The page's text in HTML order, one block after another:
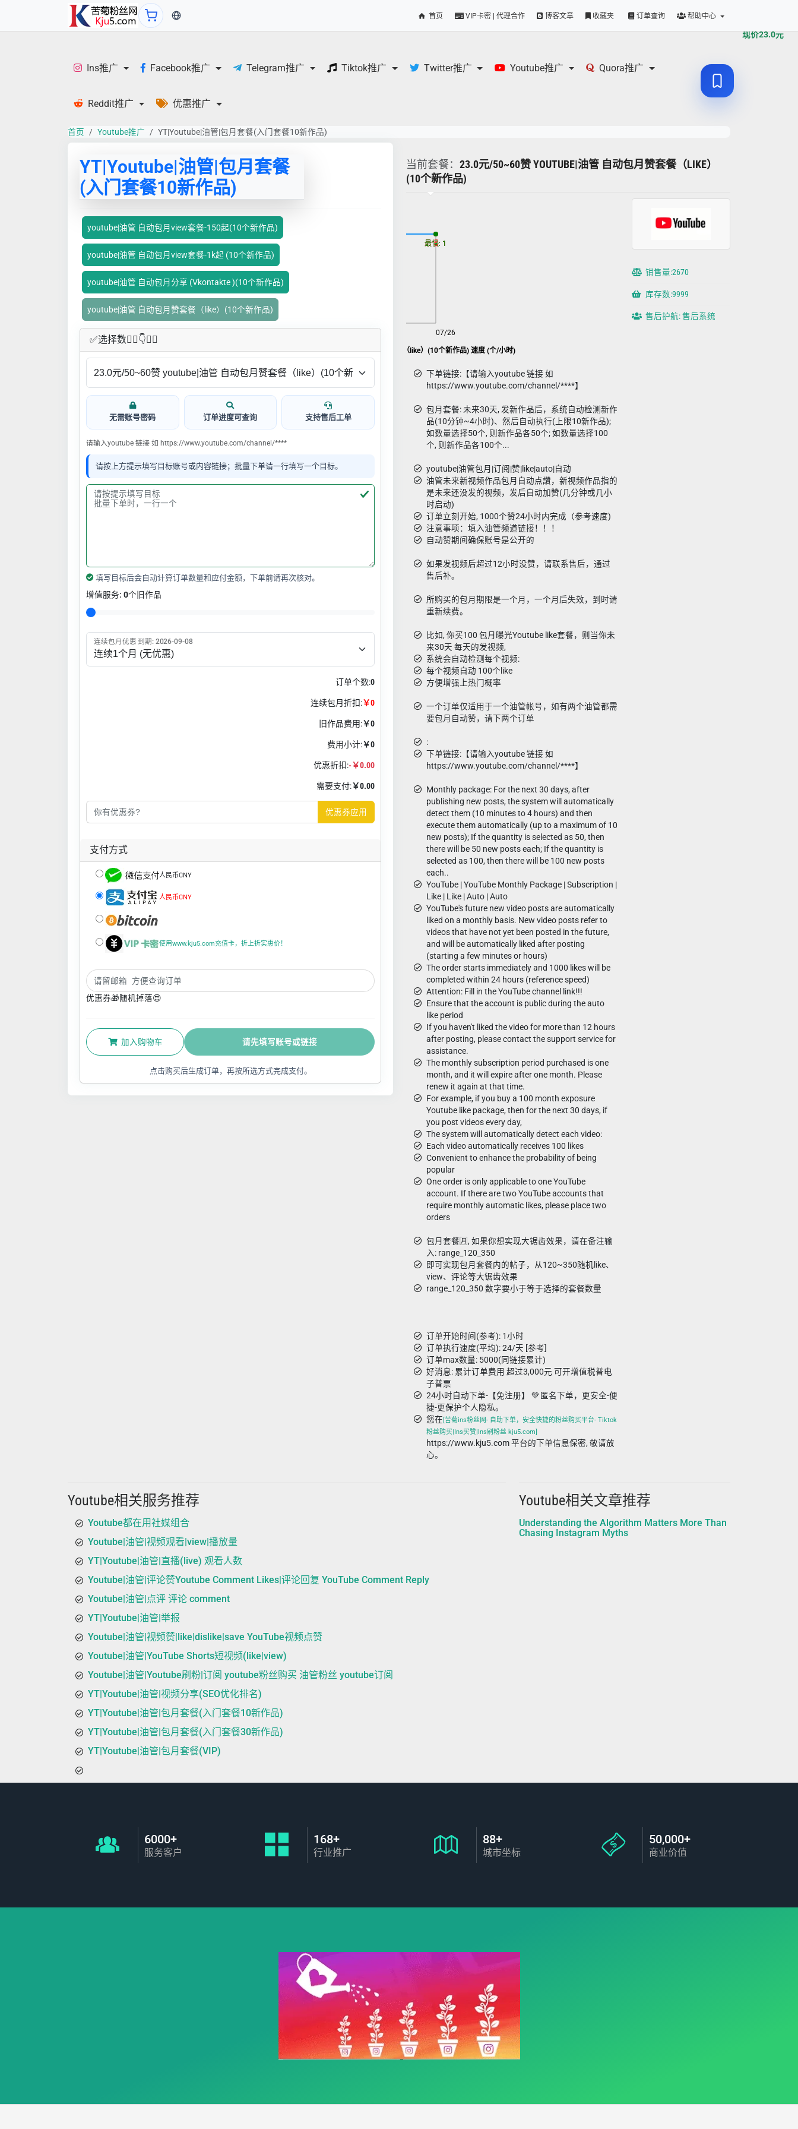
当前语言：中文 首页 VIP卡密 | 代理合作 博客文章 收藏夹 订单查询 帮助中心
Ins推广 Facebook推广 Telegram推广 Tiktok推广 Twitter推广 Youtube推广 Quora推广
Reddit推广 优惠推广
首页 Youtube推广 YT|Youtube|油管|包月套餐(入门套餐10新作品)
YT|Youtube|油管|包月套餐
(入门套餐10新作品)
youtube|油管 自动包月view套餐-150起(10个新作品)
youtube|油管 自动包月view套餐-1k起 (10个新作品)
youtube|油管 自动包月分享 (Vkontakte )(10个新作品)
youtube|油管 自动包月赞套餐（like）(10个新作品)
✅​选择数👇🏻​​👇👇🏻​​
无需账号密码 订单进度可查询 支持售后工单
请输入youtube 链接 如 https://www.youtube.com/channel/****
请按上方提示填写目标账号或内容链接；批量下单请一行填写一个目标。
填写目标后会自动计算订单数量和应付金额，下单前请再次核对。
增值服务: 0个旧作品
连续包月优惠 到期: 2026-09-08
订单个数:0
连续包月折扣:￥0
旧作品费用:￥0
费用小计:￥0
优惠折扣:-￥0.00
需要支付:￥0.00
优惠券应用
支付方式
人民币CNY
人民币CNY
使用www.kju5.com充值卡，折上折实惠价！
优惠券🎁随机掉落😍
加入购物车 请先填写账号或链接
点击购买后生成订单，再按所选方式完成支付。
现价23.0元
当前套餐： 23.0元/50~60赞 YOUTUBE|油管 自动包月赞套餐（LIKE）
(10个新作品)
youtube|油管 自动包月赞套餐（like）(10个新作品) 速度 (个/小时)
07/26
08/08
最慢: 1
最快: 1
下单链接:【请输入youtube 链接 如
https://www.youtube.com/channel/****】
包月套餐: 未来30天, 发新作品后，系统自动检测新作
品(10分钟~4小时)、然后自动执行(上限10新作品);
如数量选择50个, 则新作品各50个; 如数量选择100
个, 则新作品各100个...
youtube|油管包月|订阅|赞|like|auto|自动
油管未来新视频作品包月自动点讚，新视频作品指的
是未来还没发的视频，发后自动加赞(几分钟或几小
时启动)
订单立刻开始, 1000个赞24小时内完成（参考速度)
注意事项：填入油管频道链接！！！
自动赞期间确保账号是公开的
如果发视频后超过12小时没赞，请联系售后，通过
售后补。
所购买的包月期限是一个月，一个月后失效，到时请
重新续费。
比如, 你买100 包月曝光Youtube like套餐，则当你未
来30天 每天的发视频,
系统会自动检测每个视频:
每个视频自动 100个like
方便增强上热门概率
一个订单仅适用于一个油管帐号，如有两个油管都需
要包月自动赞，请下两个订单
:
下单链接:【请输入youtube 链接 如
https://www.youtube.com/channel/****】
Monthly package: For the next 30 days, after
publishing new posts, the system will automatically
detect them (10 minutes to 4 hours) and then
execute them automatically (up to a maximum of 10
new posts); If the quantity is selected as 50, then
there will be 50 new posts each; If the quantity is
selected as 100, then there will be 100 new posts
each..
YouTube | YouTube Monthly Package | Subscription |
Like | Like | Auto | Auto
YouTube's future new video posts are automatically
liked on a monthly basis. New video posts refer to
videos that have not yet been posted in the future,
and will be automatically liked after posting
(starting a few minutes or hours)
The order starts immediately and 1000 likes will be
completed within 24 hours (reference speed)
Attention: Fill in the YouTube channel link!!!
Ensure that the account is public during the auto
like period
If you haven't liked the video for more than 12 hours
after posting, please contact the support service for
assistance.
The monthly subscription period purchased is one
month, and it will expire after one month. Please
renew it again at that time.
For example, if you buy a 100 month exposure
Youtube like package, then for the next 30 days, if
you post videos every day,
The system will automatically detect each video:
Each video automatically receives 100 likes
Convenient to enhance the probability of being
popular
One order is only applicable to one YouTube
account. If there are two YouTube accounts that
require monthly automatic likes, please place two
orders
包月套餐🈷️, 如果你想实现大锯齿效果，请在备注输
入: range_120_350
即可实现包月套餐内的帖子，从120~350随机like、
view、评论等大锯齿效果
range_120_350 数字要小于等于选择的套餐数量
订单开始时间(参考): 1小时
订单执行速度(平均): 24/天 [参考]
订单max数量: 5000(同链接累计)
好消息: 累计订单费用 超过3,000元 可开增值税普电
子普票
24小时自动下单-【免注册】 💚 匿名下单，更安全-便
捷-更保护个人隐私。
您在[苦菊ins粉丝网- 自助下单，安全快捷的粉丝购买平台- Tiktok
粉丝购买|Ins买赞|Ins刷粉丝 kju5.com]
https://www.kju5.com 平台的下单信息保密, 敬请放
心。
销售量:2670
库存数:9999
售后护航: 售后系统
Youtube相关服务推荐
Youtube都在用社媒组合
Youtube|油管|视频观看|view|播放量
YT|Youtube|油管|直播(live) 观看人数
Youtube|油管|评论赞Youtube Comment Likes|评论回复 YouTube Comment Reply
Youtube|油管|点评 评论 comment
YT|Youtube|油管|举报
Youtube|油管|视频赞|like|dislike|save YouTube视频点赞
Youtube|油管|YouTube Shorts短视频(like|view)
Youtube|油管|Youtube刷粉|订阅 youtube粉丝购买 油管粉丝 youtube订阅
YT|Youtube|油管|视频分享(SEO优化排名)
YT|Youtube|油管|包月套餐(入门套餐10新作品)
YT|Youtube|油管|包月套餐(入门套餐30新作品)
YT|Youtube|油管|包月套餐(VIP)
Youtube相关文章推荐
Understanding the Algorithm Matters More Than
Chasing Instagram Myths
6000+
服务客户
168+
行业推广
88+
城市坐标
50,000+
商业价值